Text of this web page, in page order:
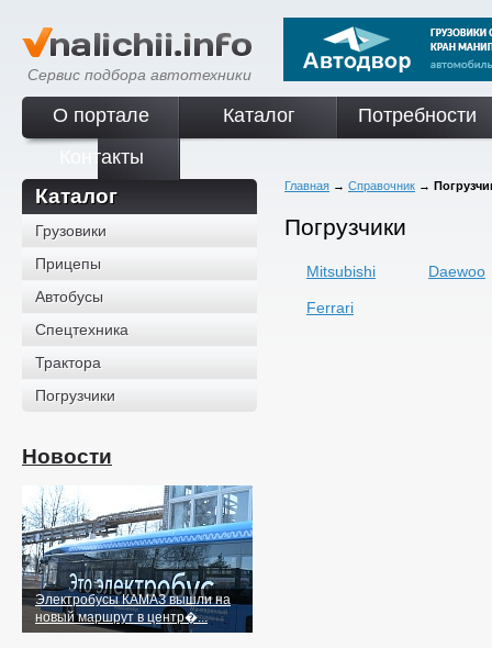
Сервис подбора автотехники
О портале Каталог
Потребности
Контакты
Каталог
Грузовики
Прицепы
Автобусы
Спецтехника
Трактора
Погрузчики
Новости
Электробусы КАМАЗ вышли на
новый маршрут в центр�...
Главная → Справочник →
Погрузчики
Mitsubishi Daewoo
Ferrari